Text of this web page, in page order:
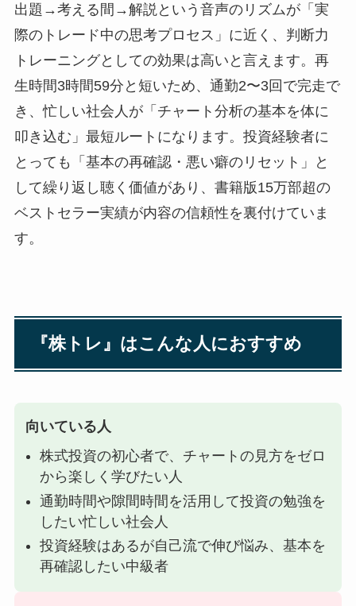
出題→考える間→解説という音声のリズムが「実
際のトレード中の思考プロセス」に近く、判断力
トレーニングとしての効果は高いと言えます。再
生時間3時間59分と短いため、通勤2〜3回で完走で
き、忙しい社会人が「チャート分析の基本を体に
叩き込む」最短ルートになります。投資経験者に
とっても「基本の再確認・悪い癖のリセット」と
して繰り返し聴く価値があり、書籍版15万部超の
ベストセラー実績が内容の信頼性を裏付けていま
す。
『株トレ』はこんな人におすすめ
向いている人
株式投資の初心者で、チャートの見方をゼロ
から楽しく学びたい人
通勤時間や隙間時間を活用して投資の勉強を
したい忙しい社会人
投資経験はあるが自己流で伸び悩み、基本を
再確認したい中級者